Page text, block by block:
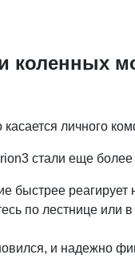
коленных
личного
стали еще
быстрее
по лестнице
и надежно